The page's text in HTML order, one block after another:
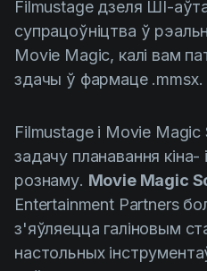
Script breakdown
Script coverage
Technologies
Templates
VFX
Vertical Drama
Filmustage дзеля ШІ-
супрацоўніцтва ў
Movie Magic, калі вам
здачы ў фармаце .mmsx.
Filmustage і Movie
задачу планавання
рознаму. Movie Magic
Entertainment Partners
з'яўляецца галіновым
настольных